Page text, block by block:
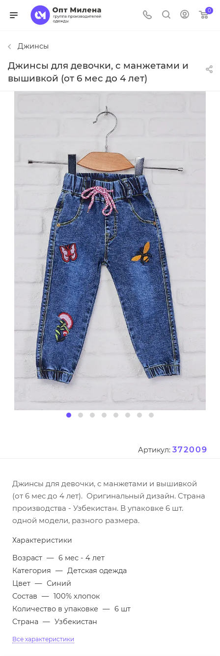
0
Джинсы
Джинсы для девочки, с манжетами и
вышивкой (от 6 мес до 4 лет)
Артикул: 372009
Джинсы для девочки, с манжетами и вышивкой
(от 6 мес до 4 лет). Оригинальный дизайн. Страна
производства - Узбекистан. В упаковке 6 шт.
одной модели, разного размера.
Характеристики
Возраст — 6 мес - 4 лет
Категория — Детская одежда
Цвет — Синий
Состав — 100% хлопок
Количество в упаковке — 6 шт
Страна — Узбекистан
Все характеристики